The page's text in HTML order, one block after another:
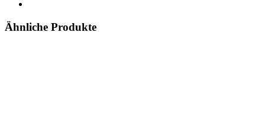
Ähnliche Produkte